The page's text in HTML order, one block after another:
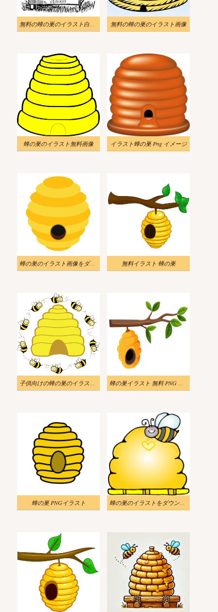
無料の蜂の巣のイラスト白黒画像 無料の蜂の巣のイラスト画像
蜂の巣のイラスト無料画像 イラスト蜂の巣 Png イメージ
蜂の巣のイラスト画像をダウンロード 無料イラスト 蜂の巣
子供向けの蜂の巣のイラストをダウンロード 蜂の巣イラスト 無料 PNG 画像 2
蜂の巣 PNGイラスト 蜂の巣のイラストをダウンロード シンプル